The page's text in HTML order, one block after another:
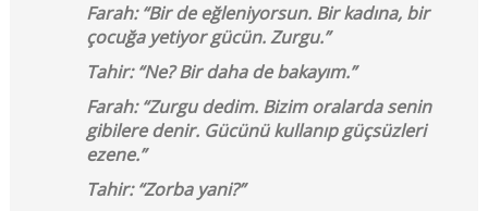
Farah: “Bir de eğleniyorsun. Bir kadına, bir
çocuğa yetiyor gücün. Zurgu.”
Tahir: “Ne? Bir daha de bakayım.”
Farah: “Zurgu dedim. Bizim oralarda senin
gibilere denir. Gücünü kullanıp güçsüzleri
ezene.”
Tahir: “Zorba yani?”